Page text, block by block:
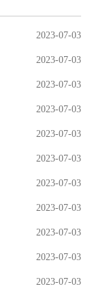
2023-07-03
2023-07-03
2023-07-03
2023-07-03
2023-07-03
2023-07-03
2023-07-03
2023-07-03
2023-07-03
2023-07-03
2023-07-03